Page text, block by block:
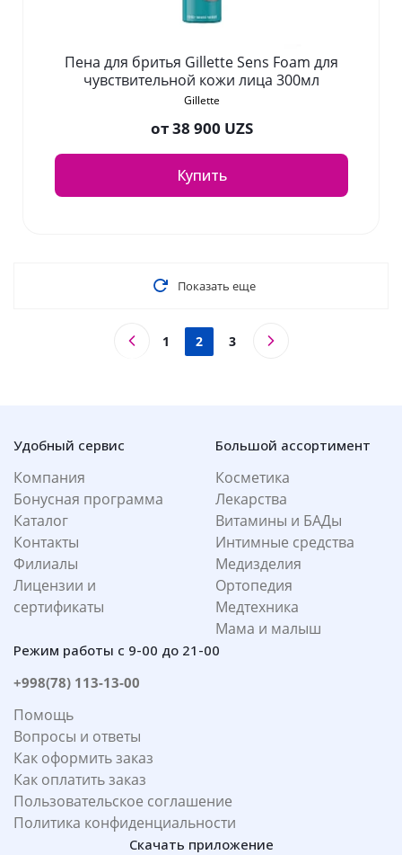
Пена для бритья Gillette Sens Foam для
чувствительной кожи лица 300мл
Gillette
от38 900 UZS
Купить
Показать еще
1 2 3
Удобный сервис
Компания
Бонусная программа
Каталог
Контакты
Филиалы
Лицензии и
сертификаты
Большой ассортимент
Косметика
Лекарства
Витамины и БАДы
Интимные средства
Медизделия
Ортопедия
Медтехника
Мама и малыш
Режим работы с 9-00 до 21-00
+998(78) 113-13-00
Помощь
Вопросы и ответы
Как оформить заказ
Как оплатить заказ
Пользовательское соглашение
Политика конфиденциальности
Скачать приложение